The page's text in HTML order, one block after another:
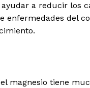
a reducir los
enfermedades del
magnesio tiene